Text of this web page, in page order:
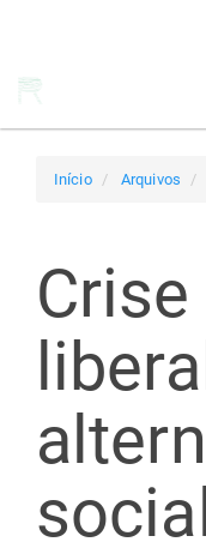
Início Arquivos